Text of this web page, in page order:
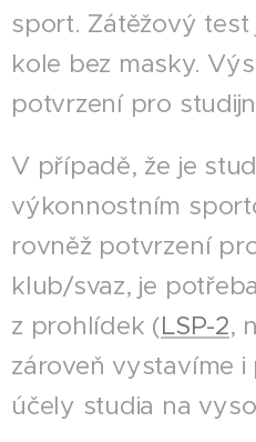
sport. Zátěžový test
kole bez masky.
potvrzení pro
V případě, že je
výkonnostním
rovněž potvrzení
klub/svaz, je
z prohlídek (LSP-2,
zároveň vystavíme
účely studia na